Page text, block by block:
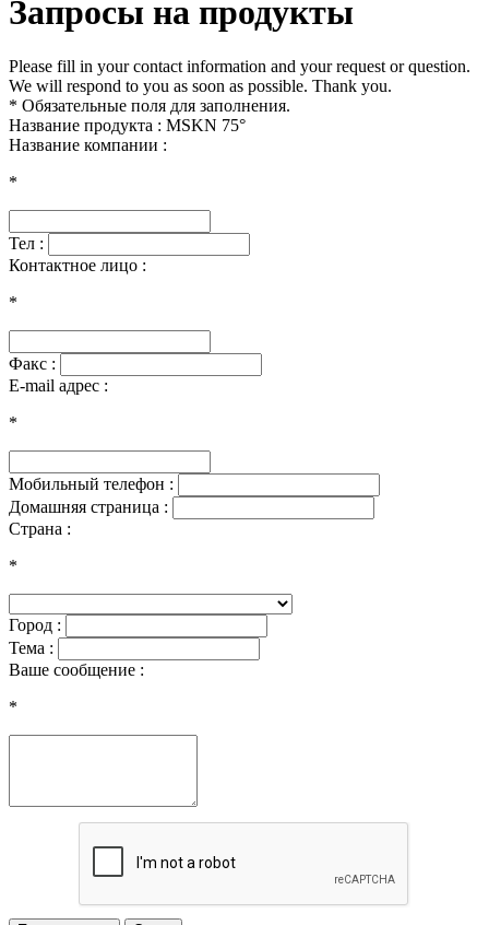
Запросы на продукты
Please fill in your contact information and your request or question.
We will respond to you as soon as possible. Thank you.
* Обязательные поля для заполнения.
Название продукта : MSKN 75°
Название компании :
*
Тел :
Контактное лицо :
*
Факс :
E-mail адрес :
*
Мобильный телефон :
Домашняя страница :
Страна :
*
Город :
Тема :
Ваше сообщение :
*